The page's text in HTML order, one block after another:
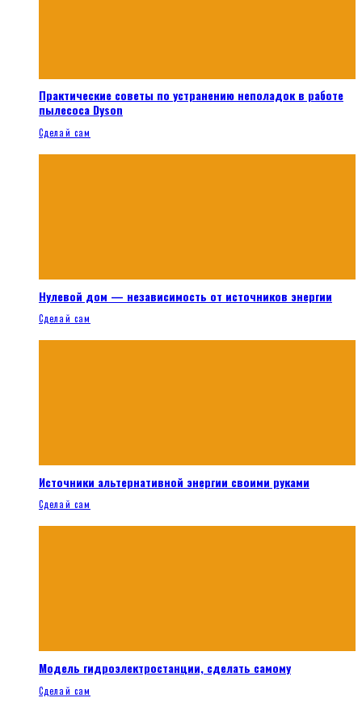
Практические советы по устранению неполадок в работе
пылесоса Dyson
Сделай сам
Нулевой дом — независимость от источников энергии
Сделай сам
Источники альтернативной энергии своими руками
Сделай сам
Модель гидроэлектростанции, сделать самому
Сделай сам